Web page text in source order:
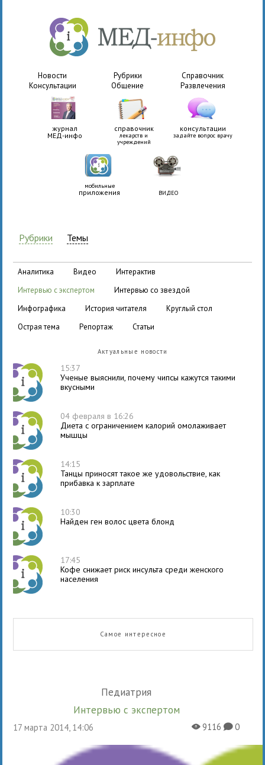
Новости Рубрики
Справочник
Консультации
Общение Развлечения
журнал
МЕД-инфо
справочник
лекарств и
учреждений
консультации
задайте вопрос врачу
мобильные
приложения ВИДЕО
Рубрики Темы
аналитика видео
интерактив
интервью с экспертом
интервью со звездой
инфографика
история читателя
круглый стол
острая тема
репортаж статьи
Актуальные новости
15:37
Ученые выяснили, почему чипсы кажутся такими
вкусными
04 февраля в 16:26
Диета с ограничением калорий омолаживает
мышцы
14:15
Танцы приносят такое же удовольствие, как
прибавка к зарплате
10:30
Найден ген волос цвета блонд
17:45
Кофе снижает риск инсульта среди женского
населения
Самое интересное
Педиатрия
Интервью с экспертом
17 марта 2014, 14:06 X9116K0